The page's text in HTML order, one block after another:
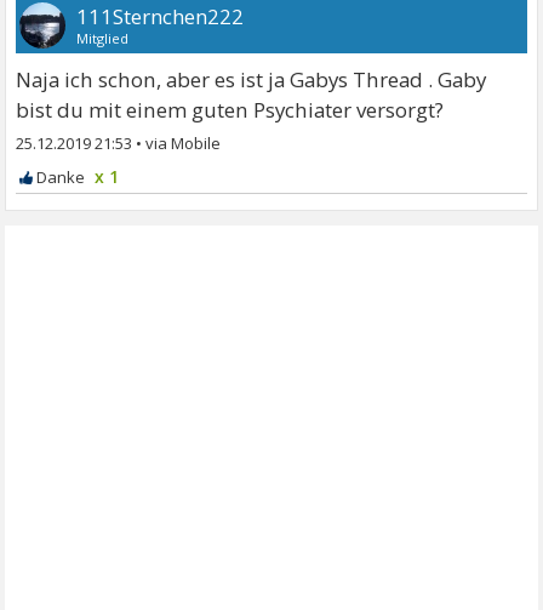
111Sternchen222
Mitglied
Naja ich schon, aber es ist ja Gabys Thread . Gaby
bist du mit einem guten Psychiater versorgt?
25.12.2019 21:53 •
x 1